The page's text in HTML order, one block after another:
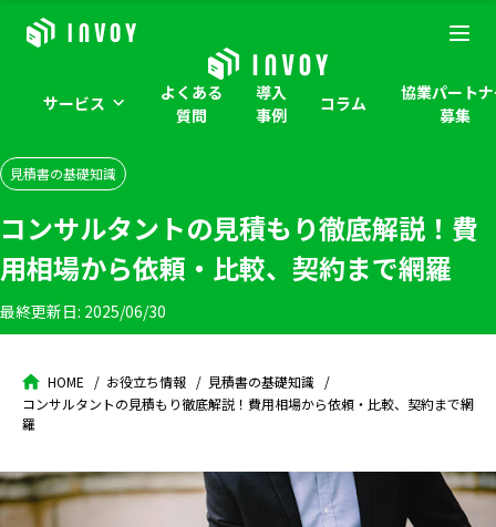
サービス
よくある
質問
導入
事例
コラム
協業パート
募集
見積書の基礎知識
コンサルタントの見積もり徹底解説！費
用相場から依頼・比較、契約まで網羅
最終更新日: 2025/06/30
HOME お役立ち情報
見積書の基礎知識
コンサルタントの見積もり徹底解説！費用相場から依頼・比較、契約まで網
羅